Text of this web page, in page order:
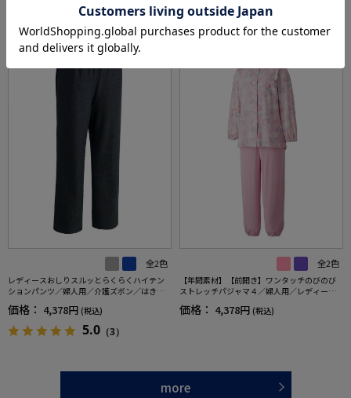
全2色
レディースおしりスルッとらくらくハイテン
ションパンツ／婦人用／介護ズボン／はきや
すい／ウエストゴム／敬老の日／ギフト／プ
レゼント【CF】
価格： 4,378円 (税込)
5.0 （3）
全2色
【年間素材】【前開き】ワンタッチのびのび
ストレッチパジャマ４／婦人用／レディース
／高齢者／シニア／名前記入欄付／後ろ長め
／脱ぎ着しやすい／手口・足口ゴム【CF】
価格： 4,378円 (税込)
more